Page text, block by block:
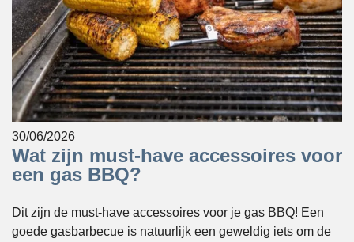
30/06/2026
Wat zijn must-have accessoires voor
een gas BBQ?
Dit zijn de must-have accessoires voor je gas BBQ! Een
goede gasbarbecue is natuurlijk een geweldig iets om de